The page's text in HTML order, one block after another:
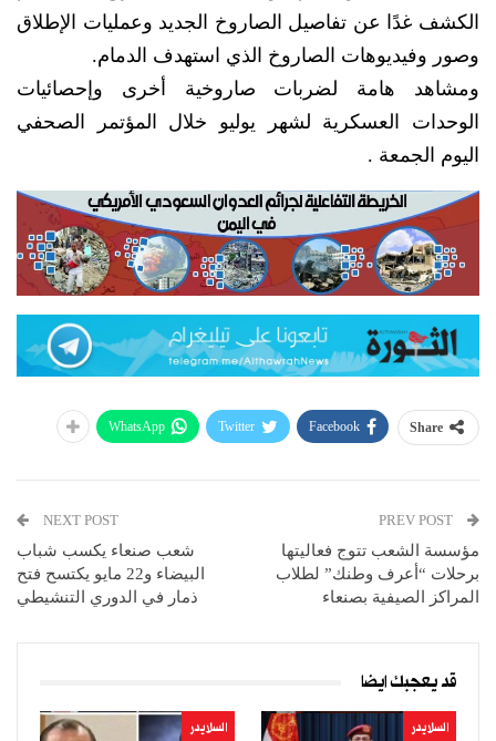
الكشف غدًا عن تفاصيل الصاروخ الجديد وعمليات الإطلاق
وصور وفيديوهات الصاروخ الذي استهدف الدمام.
ومشاهد هامة لضربات صاروخية أخرى وإحصائيات
الوحدات العسكرية لشهر يوليو خلال المؤتمر الصحفي
اليوم الجمعة .
Share
Facebook
Twitter
WhatsApp
مؤسسة الشعب تتوج فعاليتها
برحلات “أعرف وطنك” لطلاب
المراكز الصيفية بصنعاء
NEXT POST
شعب صنعاء يكسب شباب
البيضاء و22 مايو يكتسح فتح
ذمار في الدوري التنشيطي
قد يعجبك ايضا
السلايدر السلايدر